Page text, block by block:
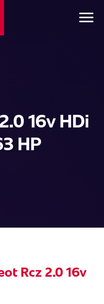
16v HDi
HP
Rcz 2.0 16v